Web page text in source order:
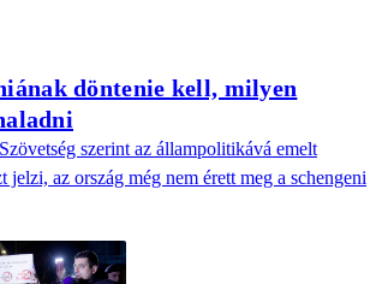
döntenie kell, milyen
szerint az állampolitikává emelt
jelzi, az ország még nem érett meg a schengeni